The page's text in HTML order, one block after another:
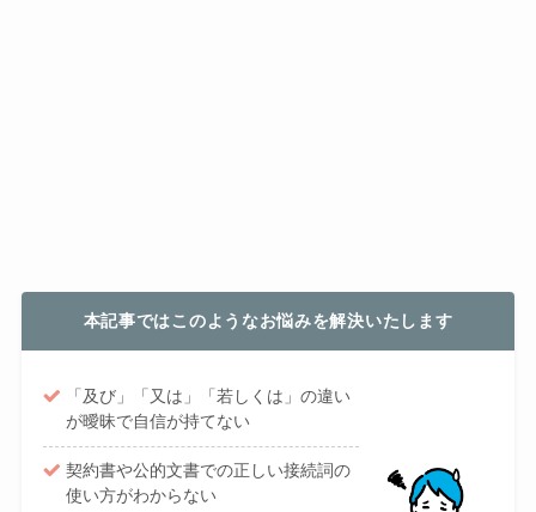
本記事ではこのようなお悩みを解決いたします
「及び」「又は」「若しくは」の違い
が曖昧で自信が持てない
契約書や公的文書での正しい接続詞の
使い方がわからない